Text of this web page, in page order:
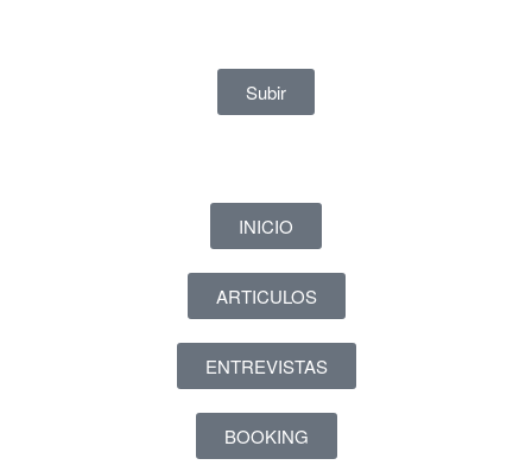
Subir
INICIO
ARTICULOS
ENTREVISTAS
BOOKING